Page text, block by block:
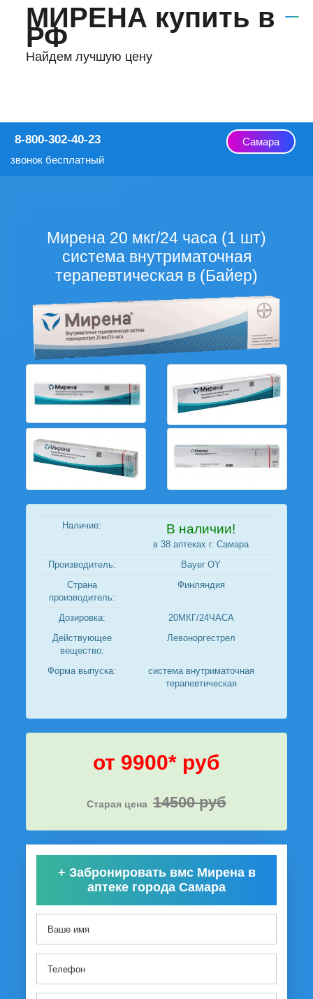
МИРЕНА купить в
РФ
Найдем лучшую цену
8-800-302-40-23
звонок бесплатный
Самара
Мирена 20 мкг/24 часа (1 шт)
система внутриматочная
терапевтическая в (Байер)
Наличие: В наличии!
в 38 аптеках г. Самара
Производитель:
Bayer OY
Страна
производитель:
Финляндия
Дозировка:
20МКГ/24ЧАСА
Действующее
вещество:
Левоноргестрел
Форма выпуска:
система внутриматочная
терапевтическая
от 9900* руб
Старая цена 14500 руб
+ Забронировать вмс Мирена в
аптеке города Самара